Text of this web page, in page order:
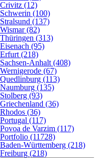
Crivitz (12)
Schwerin (100)
Stralsund (137)
Wismar (82)
Thüringen (313)
Eisenach (95)
Erfurt (218)
Sachsen-Anhalt (408)
Wernigerode (67)
Quedlinburg (113)
Naumburg (135)
Stolberg (93)
Griechenland (36)
Rhodos (36)
Portugal (117)
Povoa de Varzim (117)
Portfolio (11728)
Baden-Württemberg (218)
Freiburg (218)